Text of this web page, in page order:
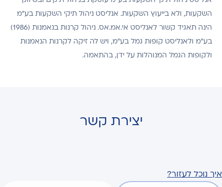
השקעות, ולא בייעוץ השקעות. אנליסט ניהול תיקי השקעות בע"מ
הינה תאגיד קשור לאנליסט אי.אמ.אס. ניהול קרנות בנאמנות (1986)
בע"מ ולאנליסט קופות גמל בע"מ, ויש לה זיקה לקרנות הנאמנות
ולקופות הגמל המנוהלות על ידן, בהתאמה.
יצירת קשר
איך נוכל לעזור?